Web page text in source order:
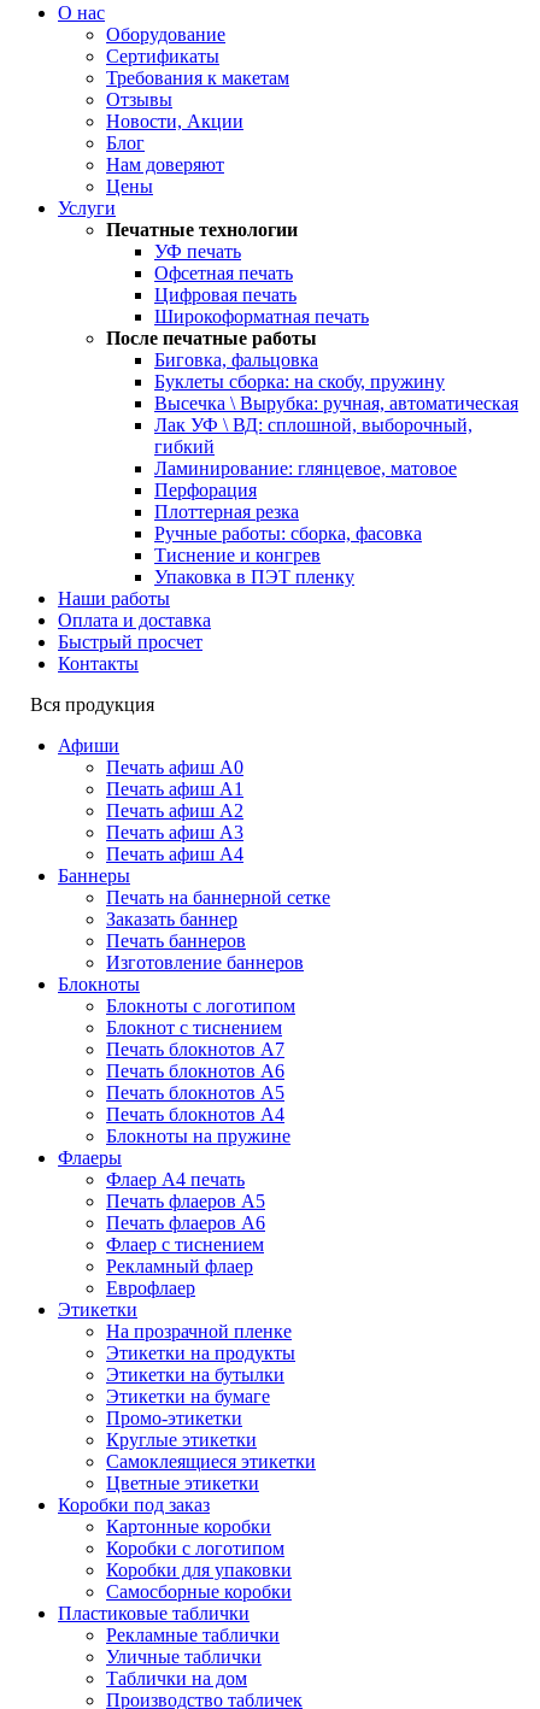
О нас
Оборудование
Сертификаты
Требования к макетам
Отзывы
Новости, Акции
Блог
Нам доверяют
Цены
Услуги
Печатные технологии
УФ печать
Офсетная печать
Цифровая печать
Широкоформатная печать
После печатные работы
Биговка, фальцовка
Буклеты сборка: на скобу, пружину
Высечка \ Вырубка: ручная, автоматическая
Лак УФ \ ВД: сплошной, выборочный,
гибкий
Ламинирование: глянцевое, матовое
Перфорация
Плоттерная резка
Ручные работы: сборка, фасовка
Тиснение и конгрев
Упаковка в ПЭТ пленку
Наши работы
Оплата и доставка
Быстрый просчет
Контакты
Вся продукция
Афиши
Печать афиш А0
Печать афиш А1
Печать афиш А2
Печать афиш А3
Печать афиш А4
Баннеры
Печать на баннерной сетке
Заказать баннер
Печать баннеров
Изготовление баннеров
Блокноты
Блокноты с логотипом
Блокнот с тиснением
Печать блокнотов А7
Печать блокнотов А6
Печать блокнотов А5
Печать блокнотов А4
Блокноты на пружине
Флаеры
Флаер А4 печать
Печать флаеров А5
Печать флаеров А6
Флаер с тиснением
Рекламный флаер
Еврофлаер
Этикетки
На прозрачной пленке
Этикетки на продукты
Этикетки на бутылки
Этикетки на бумаге
Промо-этикетки
Круглые этикетки
Самоклеящиеся этикетки
Цветные этикетки
Коробки под заказ
Картонные коробки
Коробки с логотипом
Коробки для упаковки
Самосборные коробки
Пластиковые таблички
Рекламные таблички
Уличные таблички
Таблички на дом
Производство табличек